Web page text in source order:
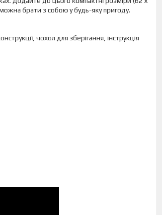
брати з собою у будь-яку пригоду.
чохол для зберігання, інструкція